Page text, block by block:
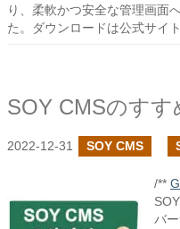
り、柔軟かつ安全な管理画面
た。ダウンロードは公式サイ
2022-12-31 SOY CMS
/**
バ